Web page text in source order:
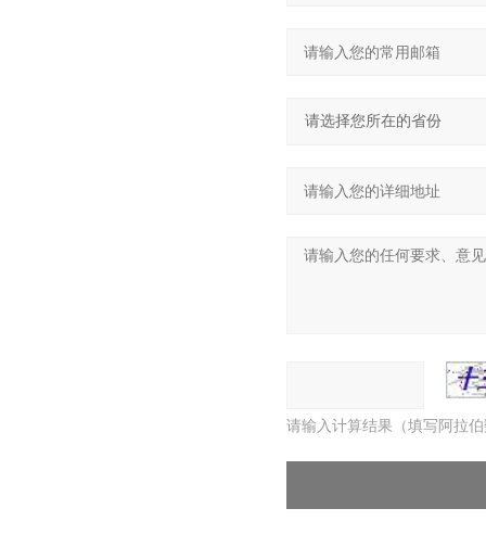
请输入计算结果（填写阿拉